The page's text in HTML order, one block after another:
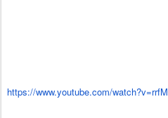
https://www.youtube.com/watch?